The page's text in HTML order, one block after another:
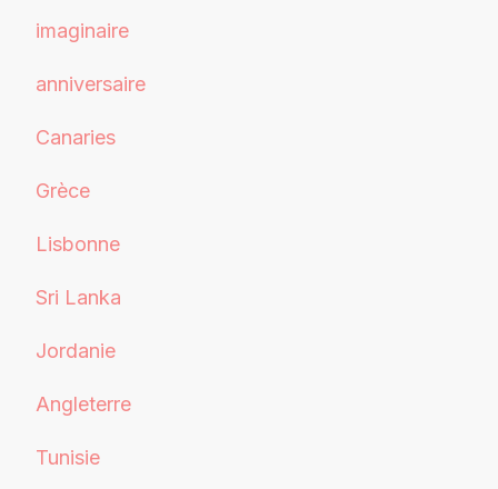
imaginaire
anniversaire
Canaries
Grèce
Lisbonne
Sri Lanka
Jordanie
Angleterre
Tunisie